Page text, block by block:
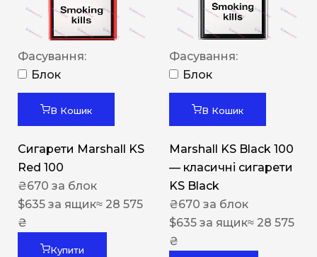
Фасування:
Блок
В Кошик
Сигарети Marshall KS
Red 100
₴670 за блок
$635 за ящик≈ 28 575
₴
Купити
Фасування:
Блок
В Кошик
Marshall KS Black 100
— класичні сигарети
KS Black
₴670 за блок
$635 за ящик≈ 28 575
₴